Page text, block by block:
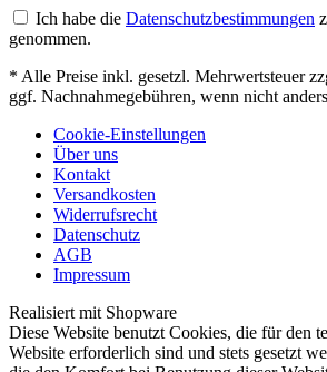
Ich habe die Datenschutzbestimmungen
genommen.
* Alle Preise inkl. gesetzl. Mehrwertsteuer
ggf. Nachnahmegebühren, wenn nicht
Cookie-Einstellungen
Über uns
Kontakt
Versandkosten
Widerrufsrecht
Datenschutz
AGB
Impressum
Realisiert mit Shopware
Diese Website benutzt Cookies, die für den
Website erforderlich sind und stets gesetzt